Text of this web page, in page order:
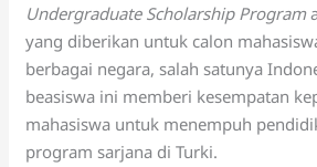
Undergraduate Scholarship Program
yang diberikan untuk calon
berbagai negara, salah satunya
beasiswa ini memberi kesempatan
mahasiswa untuk menempuh
program sarjana di Turki.